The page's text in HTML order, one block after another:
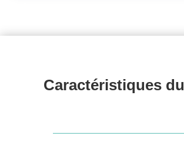
Caractéristiques du